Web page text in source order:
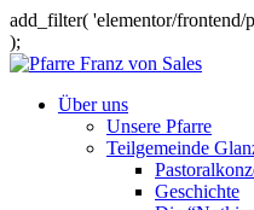
add_filter( 'elementor/
);
Über uns
Unsere Pfarre
Teilgemeinde
Geschichte